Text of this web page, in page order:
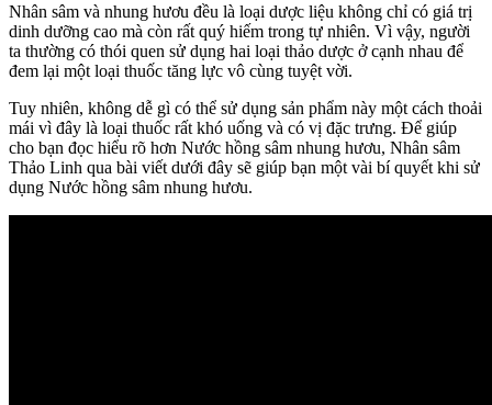
Nhân sâm và nhung hươu đều là loại dược liệu không chỉ có giá trị
dinh dưỡng cao mà còn rất quý hiếm trong tự nhiên. Vì vậy, người
ta thường có thói quen sử dụng hai loại thảo dược ở cạnh nhau để
đem lại một loại thuốc tăng lực vô cùng tuyệt vời.
Tuy nhiên, không dễ gì có thể sử dụng sản phẩm này một cách thoải
mái vì đây là loại thuốc rất khó uống và có vị đặc trưng. Để giúp
cho bạn đọc hiểu rõ hơn Nước hồng sâm nhung hươu, Nhân sâm
Thảo Linh qua bài viết dưới đây sẽ giúp bạn một vài bí quyết khi sử
dụng Nước hồng sâm nhung hươu.